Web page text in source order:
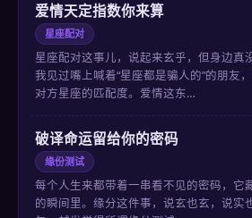
爱情天定指数你来算
星座配对
星座配对这事儿，说起来玄乎，但身边真
我见过嘴上喊着“星座都是骗人的”的朋友
对方星座的匹配度。爱情这东…
破译命运留给你的密码
缘份测试
每个人生来都带着一串看不见的密码，它
的瞬间里。缘分这件事，说玄也玄，说实